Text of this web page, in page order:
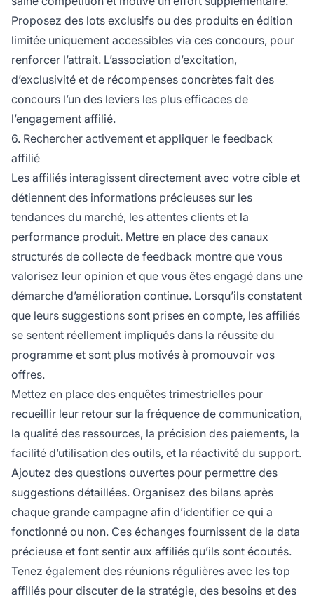
Proposez des lots exclusifs ou des produits en édition
limitée uniquement accessibles via ces concours, pour
renforcer l’attrait. L’association d’excitation,
d’exclusivité et de récompenses concrètes fait des
concours l’un des leviers les plus efficaces de
l’engagement affilié.
6. Rechercher activement et appliquer le feedback
affilié
Les affiliés interagissent directement avec votre cible et
détiennent des informations précieuses sur les
tendances du marché, les attentes clients et la
performance produit. Mettre en place des canaux
structurés de collecte de feedback montre que vous
valorisez leur opinion et que vous êtes engagé dans une
démarche d’amélioration continue. Lorsqu’ils constatent
que leurs suggestions sont prises en compte, les affiliés
se sentent réellement impliqués dans la réussite du
programme et sont plus motivés à promouvoir vos
offres.
Mettez en place des enquêtes trimestrielles pour
recueillir leur retour sur la fréquence de communication,
la qualité des ressources, la précision des paiements, la
facilité d’utilisation des outils, et la réactivité du support.
Ajoutez des questions ouvertes pour permettre des
suggestions détaillées. Organisez des bilans après
chaque grande campagne afin d’identifier ce qui a
fonctionné ou non. Ces échanges fournissent de la data
précieuse et font sentir aux affiliés qu’ils sont écoutés.
Tenez également des réunions régulières avec les top
affiliés pour discuter de la stratégie, des besoins et des